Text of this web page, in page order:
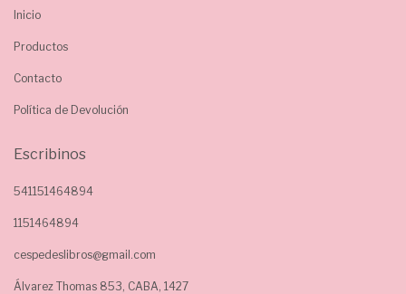
Inicio
Productos
Contacto
Política de Devolución
Escribinos
541151464894
1151464894
cespedeslibros@gmail.com
Álvarez Thomas 853, CABA, 1427